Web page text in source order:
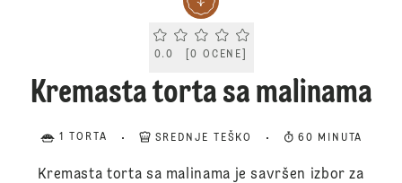
Current rating 0.0. Click to rate.
0.0 [0 OCENE
Kremasta torta sa malinama
1 TORTA SREDNJE TEŠKO 60 MINUTA
Kremasta torta sa malinama je savršen izbor za